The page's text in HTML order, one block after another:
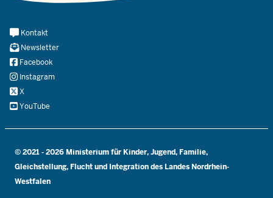
Meta
Navi
Social
Kontakt
Newsletter
Facebook
Instagram
X
YouTube
© 2021 - 2026 Ministerium für Kinder, Jugend, Familie,
Gleichstellung, Flucht und Integration des Landes Nordrhein-
Westfalen